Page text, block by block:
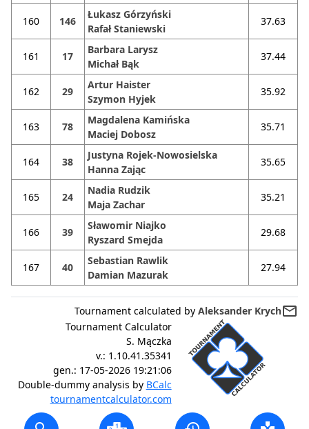
160 146
Łukasz Górzyński
Rafał Staniewski
37.63
161 17
Barbara Larysz
Michał Bąk
37.44
162 29
Artur Haister
Szymon Hyjek
35.92
163 78
Magdalena Kamińska
Maciej Dobosz
35.71
164 38
Justyna Rojek-Nowosielska
Hanna Zając
35.65
165 24
Nadia Rudzik
Maja Zachar
35.21
166 39
Sławomir Niajko
Ryszard Smejda
29.68
167 40
Sebastian Rawlik
Damian Mazurak
27.94
Tournament calculated by Aleksander Krychmail_outline
Tournament Calculator
S. Mączka
v.: 1.10.41.35341
gen.: 17-05-2026 19:21:06
Double-dummy analysis by BCalc
tournamentcalculator.com